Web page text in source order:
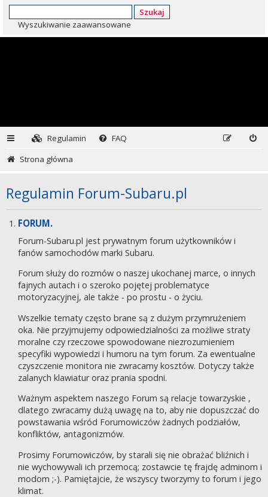
Szukaj
Wyszukiwanie zaawansowane
Regulamin
FAQ
Strona główna
Regulamin Forum-Subaru.pl
FORUM.
Forum-Subaru.pl jest prywatnym forum użytkowników i
fanów samochodów marki Subaru.
Forum służy do rozmów o naszej ukochanej marce, o innych
fajnych autach i o szeroko pojętej problematyce
motoryzacyjnej, ale także - po prostu - o życiu.
Wszelkie tematy często brane są z dużym przymrużeniem
oka. Nie przyjmujemy odpowiedzialności za możliwe straty
moralne czy rzeczowe spowodowane niezrozumieniem
specyfiki wypowiedzi i humoru na tym forum. Za ewentualne
czyszczenie monitora nie zwracamy kosztów. Dotyczy także
zalanych klawiatur oraz prania spodni.
Ważnym aspektem naszego Forum są relacje towarzyskie ,
dlatego zwracamy dużą uwagę na to, aby nie dopuszczać do
powstawania wśród Forumowiczów żadnych podziałów,
konfliktów, antagonizmów.
Prosimy Forumowiczów, by starali się nie obrażać bliźnich i
nie wychowywali ich przemocą; zostawcie tę frajdę adminom i
modom ;-). Pamiętajcie, że wszyscy tworzymy to forum i jego
klimat.